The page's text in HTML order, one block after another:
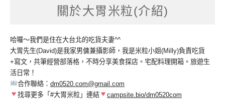
關於大胃米粒(介紹)
哈囉～我們是住在大台北的吃貨夫妻^^
大胃先生(David)是我家男傭兼攝影師，我是米粒小姐(Milly)負責吃貨
+寫文，共筆經營部落格，不時分享美食探店。宅配料理開箱。旅遊生
活日常！
合作聯絡： dm0520.com@gmail.com
找尋更多「#大胃米粒」連結
campsite.bio/dm0520com